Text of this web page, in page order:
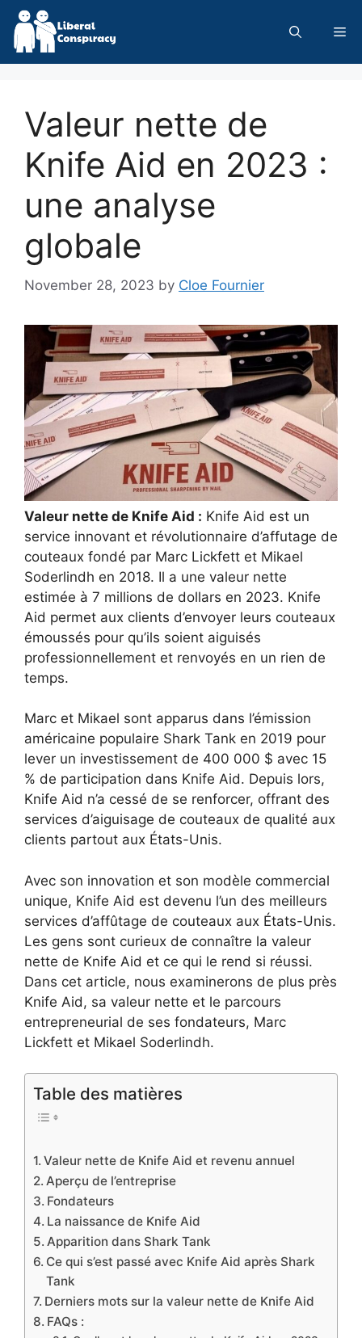
Skip
content
Valeur nette de
Knife Aid en 2023 :
une analyse
globale
November 28, 2023 by Cloe Fournier
Valeur nette de Knife Aid : Knife Aid est un
service innovant et révolutionnaire d’affutage de
couteaux fondé par Marc Lickfett et Mikael
Soderlindh en 2018. Il a une valeur nette
estimée à 7 millions de dollars en 2023. Knife
Aid permet aux clients d’envoyer leurs couteaux
émoussés pour qu’ils soient aiguisés
professionnellement et renvoyés en un rien de
temps.
Marc et Mikael sont apparus dans l’émission
américaine populaire Shark Tank en 2019 pour
lever un investissement de 400 000 $ avec 15
% de participation dans Knife Aid. Depuis lors,
Knife Aid n’a cessé de se renforcer, offrant des
services d’aiguisage de couteaux de qualité aux
clients partout aux États-Unis.
Avec son innovation et son modèle commercial
unique, Knife Aid est devenu l’un des meilleurs
services d’affûtage de couteaux aux États-Unis.
Les gens sont curieux de connaître la valeur
nette de Knife Aid et ce qui le rend si réussi.
Dans cet article, nous examinerons de plus près
Knife Aid, sa valeur nette et le parcours
entrepreneurial de ses fondateurs, Marc
Lickfett et Mikael Soderlindh.
Table des matières
Valeur nette de Knife Aid et revenu annuel
Aperçu de l’entreprise
Fondateurs
La naissance de Knife Aid
Apparition dans Shark Tank
Ce qui s’est passé avec Knife Aid après Shark
Tank
Derniers mots sur la valeur nette de Knife Aid
FAQs :